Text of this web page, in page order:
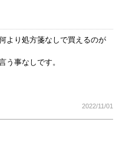
より処方箋なしで買えるのが
う事なしです。
2022/11/01